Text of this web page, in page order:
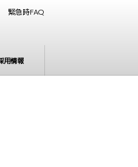
用情報
緊急時FAQ